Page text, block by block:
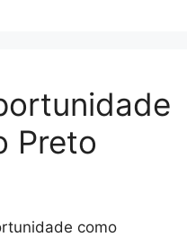
Preto
como